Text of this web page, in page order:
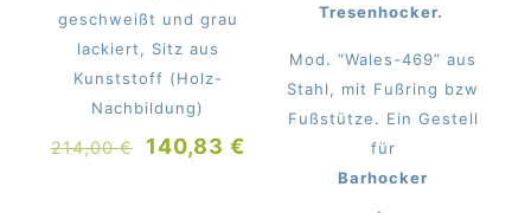
geschweißt und grau
lackiert, Sitz aus
Kunststoff (Holz-
Nachbildung)
214,00€
Ursprünglicher
140,83 €
Tresenhocker.
Mod. “Wales-469” aus
Stahl, mit Fußring bzw
Fußstütze. Ein Gestell
für
Barhocker
.